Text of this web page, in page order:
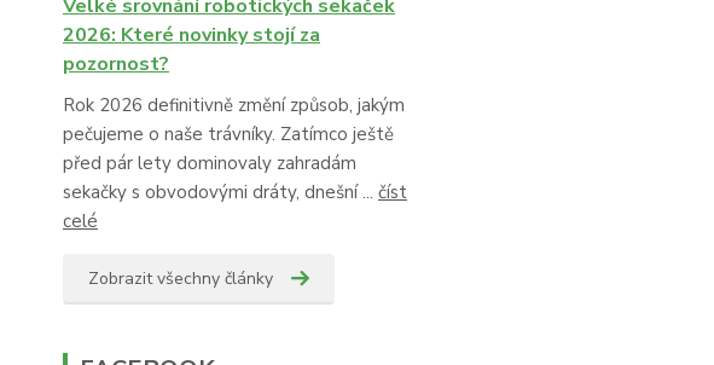
Velké srovnání robotických sekaček
2026: Které novinky stojí za
pozornost?
Rok 2026 definitivně změní způsob, jakým
pečujeme o naše trávníky. Zatímco ještě
před pár lety dominovaly zahradám
sekačky s obvodovými dráty, dnešní ... číst
celé
Zobrazit všechny články